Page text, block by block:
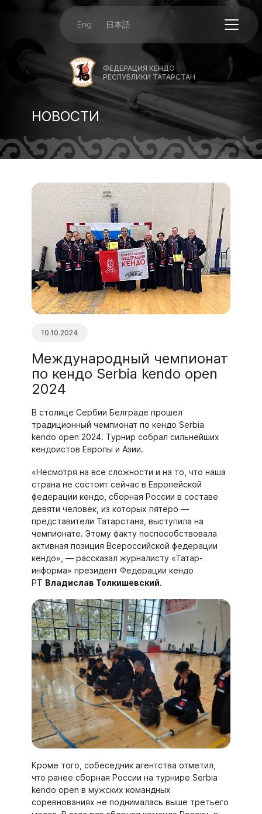
Eng 日本語
ФЕДЕРАЦИЯ КЕНДО
РЕСПУБЛИКИ ТАТАРСТАН
НОВОСТИ
10.10.2024
Международный чемпионат
по кендо Serbia kendo open
2024
В столице Сербии Белграде прошел
традиционный чемпионат по кендо Serbia
kendo open 2024. Турнир собрал сильнейших
кендоистов Европы и Азии.
«Несмотря на все сложности и на то, что наша
страна не состоит сейчас в Европейской
федерации кендо, сборная России в составе
девяти человек, из которых пятеро —
представители Татарстана, выступила на
чемпионате. Этому факту поспособствовала
активная позиция Всероссийской федерации
кендо», — рассказал журналисту «Татар-
информа» президент Федерации кендо
РТ Владислав Толкишевский.
Кроме того, собеседник агентства отметил,
что ранее сборная России на турнире Serbia
kendo open в мужских командных
соревнованиях не поднималась выше третьего